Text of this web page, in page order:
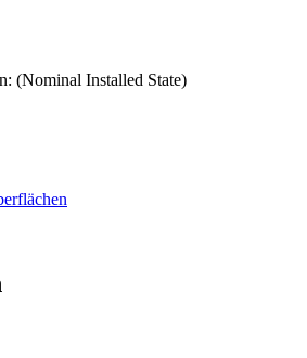
(Nominal Installed State)